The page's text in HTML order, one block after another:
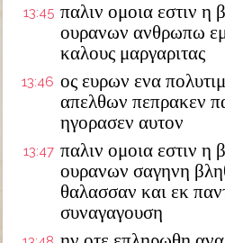
13:45 παλιν ομοια εστιν η
ουρανων ανθρωπω
καλους μαργαριτας
13:46 ος ευρων ενα
απελθων πεπρακεν
ηγορασεν αυτον
13:47 παλιν ομοια εστιν η
ουρανων σαγηνη
θαλασσαν και εκ
συναγαγουση